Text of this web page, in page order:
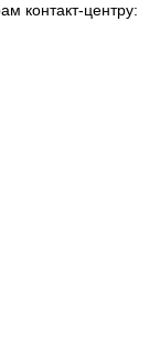
контакт-центру: